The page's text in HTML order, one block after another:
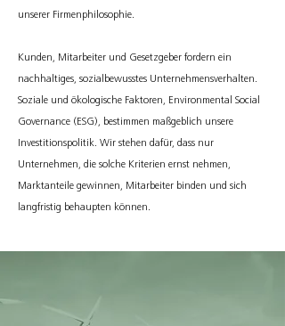
unserer Firmenphilosophie.
Kunden, Mitarbeiter und Gesetzgeber fordern ein
nachhaltiges, sozialbewusstes Unternehmensverhalten.
Soziale und ökologische Faktoren, Environmental Social
Governance (ESG), bestimmen maßgeblich unsere
Investitionspolitik. Wir stehen dafür, dass nur
Unternehmen, die solche Kriterien ernst nehmen,
Marktanteile gewinnen, Mitarbeiter binden und sich
langfristig behaupten können.